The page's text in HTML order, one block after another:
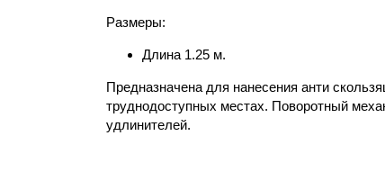
Размеры:
Длина 1.25 м.
Предназначена для нанесения анти
труднодоступных местах. Поворотный
удлинителей.